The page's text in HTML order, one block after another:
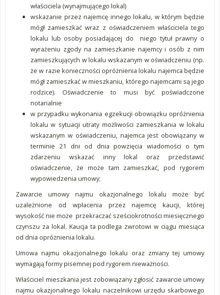
właściciela (wynajmującego lokal)
wskazanie przez najemcę innego lokalu, w którym będzie
mógł zamieszkać wraz z oświadczeniem właściciela tego
lokalu lub osoby posiadającej do niego tytuł prawny o
wyrażeniu zgody na zamieszkanie najemcy i osób z nim
zamieszkujących w lokalu wskazanym w oświadczeniu (np.
że w razie konieczności opróżnienia lokalu najemca będzie
mógł zamieszkać w mieszkaniu, którego najemcami są jego
rodzice). Oświadczenie to musi być poświadczone
notarialnie
w przypadku wykonania egzekucji obowiązku opróżnienia
lokalu w sytuacji utraty możliwości zamieszkania w lokalu
wskazanym w oświadczeniu, najemca jest obowiązany w
terminie 21 dni od dnia powzięcia wiadomości o tym
zdarzeniu wskazać inny lokal oraz przedstawić
oświadczenie, że może tam zamieszkać, pod rygorem
wypowiedzenia umowy;
Zawarcie umowy najmu okazjonalnego lokalu może być
uzależnione od wpłacenia przez najemcę kaucji, której
wysokość nie może przekraczać sześciokrotności miesięcznego
czynszu za lokal. Kaucja ta podlega zwrotowi w ciągu miesiąca
od dnia opróżnienia lokalu.
Umowa najmu okazjonalnego lokalu oraz zmiany tej umowy
wymagają formy pisemnej pod rygorem nieważności.
Właściciel mieszkania jest zobowiązany zgłosić zawarcie umowy
najmu okazjonalnego lokalu naczelnikowi urzędu skarbowego